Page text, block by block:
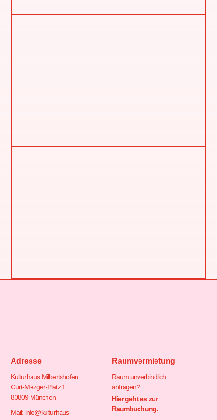
Adresse
Kulturhaus Milbertshofen
Curt-Mezger-Platz 1
80809 München
Mail: info@kulturhaus-
Raumvermietung
Raum unverbindlich
anfragen?
Hier geht es zur
Raumbuchung.